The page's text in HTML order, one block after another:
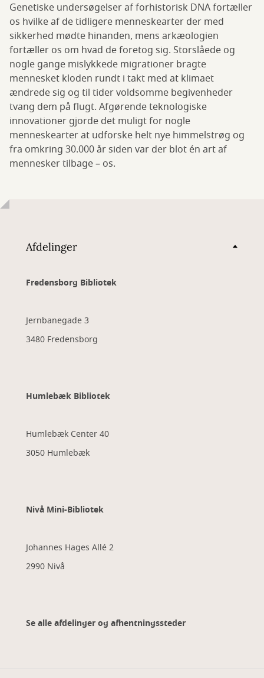
Genetiske undersøgelser af forhistorisk DNA fortæller
os hvilke af de tidligere menneskearter der med
sikkerhed mødte hinanden, mens arkæologien
fortæller os om hvad de foretog sig. Storslåede og
nogle gange mislykkede migrationer bragte
mennesket kloden rundt i takt med at klimaet
ændrede sig og til tider voldsomme begivenheder
tvang dem på flugt. Afgørende teknologiske
innovationer gjorde det muligt for nogle
menneskearter at udforske helt nye himmelstrøg og
fra omkring 30.000 år siden var der blot én art af
mennesker tilbage – os.
Afdelinger
Fredensborg Bibliotek
Jernbanegade 3
3480 Fredensborg
Humlebæk Bibliotek
Humlebæk Center 40
3050 Humlebæk
Nivå Mini-Bibliotek
Johannes Hages Allé 2
2990 Nivå
Se alle afdelinger og afhentningssteder